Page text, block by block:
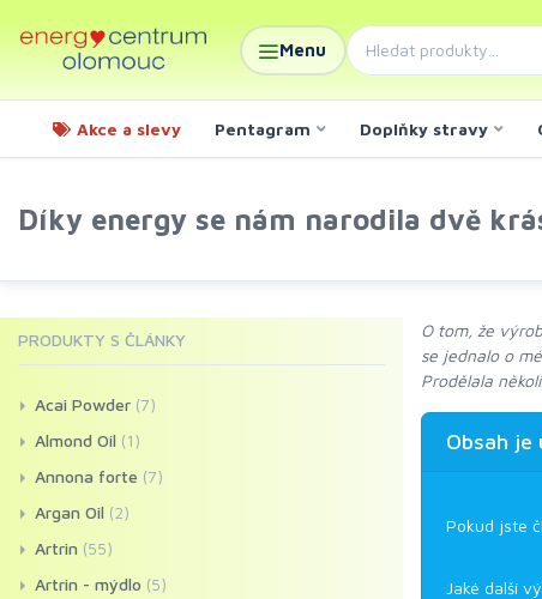
Menu
Akce a slevy Pentagram Doplňky stravy
Díky energy se nám narodila dvě
O tom, že
se jednalo o
Prodělala
Obsah je
Pokud jste
Jaké další
PRODUKTY S ČLÁNKY
Acai Powder (7)
Almond Oil (1)
Annona forte (7)
Argan Oil (2)
Artrin (55)
Artrin - mýdlo (5)